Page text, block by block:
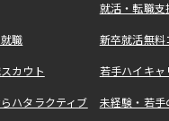
就活・転職
職 新卒就活無料
カウト 若手ハイキ
ハタラクティブ 未経験・若手